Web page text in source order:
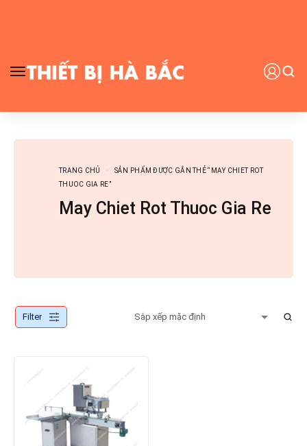
TRANG CHỦ
SẢN PHẨM ĐƯỢC GẮN THẺ “MAY CHIET ROT
THUOC GIA RE”
May Chiet Rot Thuoc Gia Re
Filter